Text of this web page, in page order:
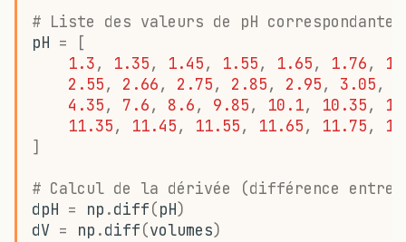
# Liste des valeurs de pH correspondantes
pH =
[
1.3, 1.35, 1.45, 1.55, 1.65, 1.76,
2.55, 2.66, 2.75, 2.85, 2.95, 3.05,
4.35, 7.6, 8.6, 9.85, 10.1, 10.35,
11.35, 11.45, 11.55, 11.65, 11.75,
]
# Calcul de la dérivée (différence entre
dpH = np .diff(pH)
dV = np .diff(volumes)